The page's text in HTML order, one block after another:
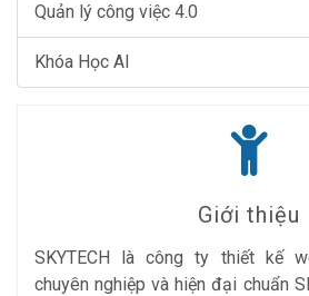
Quản lý công việc 4.0
Khóa Học AI
Giới thiệu
SKYTECH là công ty thiết kế
chuyên nghiệp và hiện đại chuẩn